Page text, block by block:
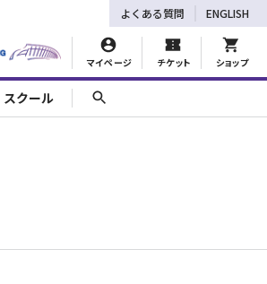
マイページ チケット ショップ
よくある質問 ENGLISH
スクール